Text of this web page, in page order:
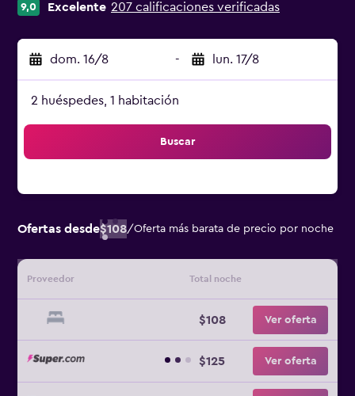
9,0 Excelente 207 calificaciones verificadas
dom. 16/8 - lun. 17/8
2 huéspedes, 1 habitación
Buscar
Ofertas desde$108/Oferta más barata de precio por noche
Proveedor Total noche
$108 Ver oferta
$125 Ver oferta